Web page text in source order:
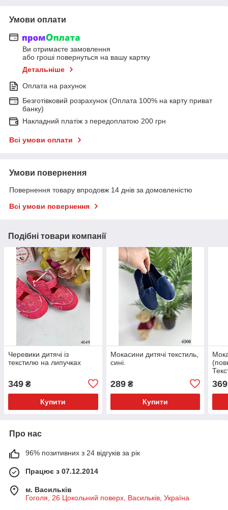
Умови оплати
Ви отримаєте замовлення
або гроші повернуться на вашу картку
Детальніше
Оплата на рахунок
Безготівковий розрахунок (Оплата 100% на карту приват
банку)
Накладний платіж з передоплатою 200 грн
Всі умови оплати
Умови повернення
Повернення товару впродовж 14 днів за домовленістю
Всі умови повернення
Подібні товари компанії
Черевики дитячі із
текстилю на липучках
349 ₴
Купити
Мокасини дитячі текстиль,
сині.
289₴
Купити
369
Про нас
96% позитивних з 24 відгуків за рік
Працює з 07.12.2014
м. Васильків
Гоголя, 26 Цокольний поверх, Васильків, Україна